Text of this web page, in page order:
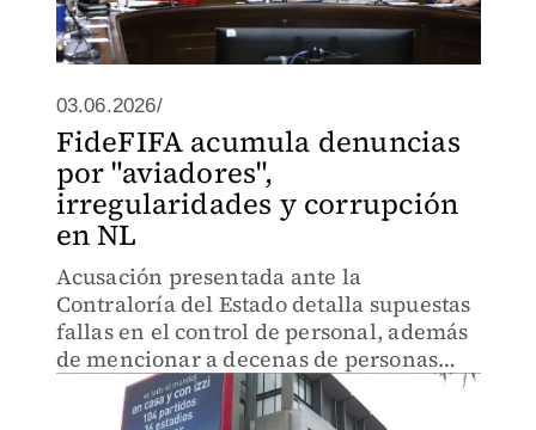
03.06.2026/
FideFIFA acumula denuncias
por "aviadores",
irregularidades y corrupción
en NL
Acusación presentada ante la
Contraloría del Estado detalla supuestas
fallas en el control de personal, además
de mencionar a decenas de personas
que presuntamente cobraban sin
trabajar.